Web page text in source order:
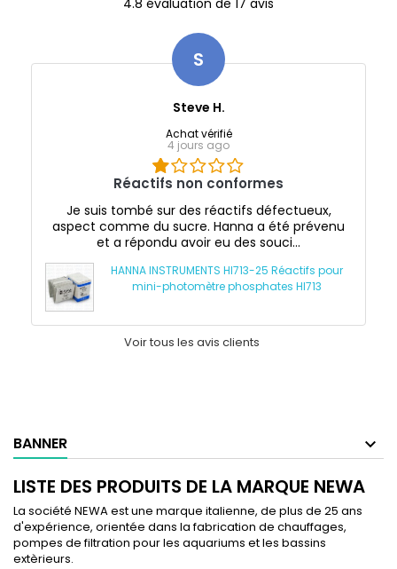
S
Steve H.
Achat vérifié
4 jours ago
Réactifs non conformes
Je suis tombé sur des réactifs défectueux,
aspect comme du sucre. Hanna a été prévenu
et a répondu avoir eu des souci...
HANNA INSTRUMENTS HI713-25 Réactifs pour
mini-photomètre phosphates HI713
Voir tous les avis clients
BANNER
LISTE DES PRODUITS DE LA MARQUE NEWA
La société NEWA est une marque italienne, de plus de 25 ans
d'expérience, orientée dans la fabrication de chauffages,
pompes de filtration pour les aquariums et les bassins
extèrieurs.